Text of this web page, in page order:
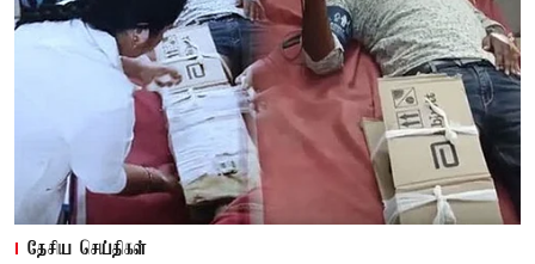
தேசிய செய்திகள்